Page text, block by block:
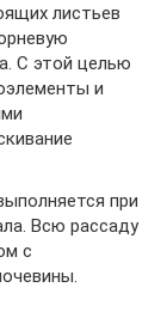
листьев
С этой целью
и
при
Всю рассаду
с